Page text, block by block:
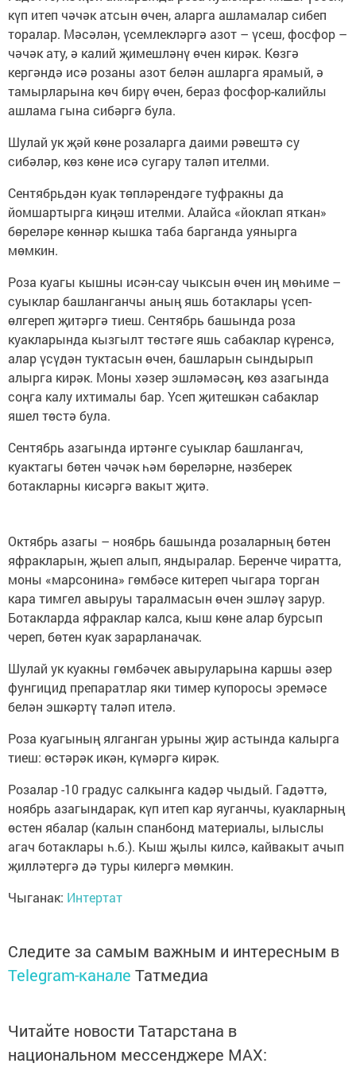
күп итеп чәчәк атсын өчен, аларга ашламалар сибеп
торалар. Мәсәлән, үсемлекләргә азот – үсеш, фосфор –
чәчәк ату, ә калий җимешләнү өчен кирәк. Көзгә
кергәндә исә розаны азот белән ашларга ярамый, ә
тамырларына көч бирү өчен, бераз фосфор-калийлы
ашлама гына сибәргә була.
Шулай ук җәй көне розаларга даими рәвештә су
сибәләр, көз көне исә сугару таләп ителми.
Сентябрьдән куак төпләрендәге туфракны да
йомшартырга киңәш ителми. Алайса «йоклап яткан»
бөреләре көннәр кышка таба барганда уянырга
мөмкин.
Роза куагы кышны исән-сау чыксын өчен иң мөһиме –
суыклар башланганчы аның яшь ботаклары үсеп-
өлгереп җитәргә тиеш. Сентябрь башында роза
куакларында кызгылт төстәге яшь сабаклар күренсә,
алар үсүдән туктасын өчен, башларын сындырып
алырга кирәк. Моны хәзер эшләмәсәң, көз азагында
соңга калу ихтималы бар. Үсеп җитешкән сабаклар
яшел төстә була.
Сентябрь азагында иртәнге суыклар башлангач,
куактагы бөтен чәчәк һәм бөреләрне, нәзберек
ботакларны кисәргә вакыт җитә.
Октябрь азагы – ноябрь башында розаларның бөтен
яфракларын, җыеп алып, яндыралар. Беренче чиратта,
моны «марсонина» гөмбәсе китереп чыгара торган
кара тимгел авыруы таралмасын өчен эшләү зарур.
Ботакларда яфраклар калса, кыш көне алар бурсып
череп, бөтен куак зарарланачак.
Шулай ук куакны гөмбәчек авыруларына каршы әзер
фунгицид препаратлар яки тимер купоросы эремәсе
белән эшкәртү таләп ителә.
Роза куагының ялганган урыны җир астында калырга
тиеш: өстәрәк икән, күмәргә кирәк.
Розалар -10 градус салкынга кадәр чыдый. Гадәттә,
ноябрь азагындарак, күп итеп кар яуганчы, куакларның
өстен ябалар (калын спанбонд материалы, ылыслы
агач ботаклары һ.б.). Кыш җылы килсә, кайвакыт ачып
җилләтергә дә туры килергә мөмкин.
Чыганак: Интертат
Следите за самым важным и интересным в
Telegram-канале Татмедиа
Читайте новости Татарстана в
национальном мессенджере MАХ: